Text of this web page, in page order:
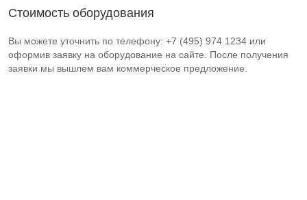
Стоимость оборудования
Вы можете уточнить по телефону: +7 (495) 974 1234 или
оформив заявку на оборудование на сайте. После получения
заявки мы вышлем вам коммерческое предложение.